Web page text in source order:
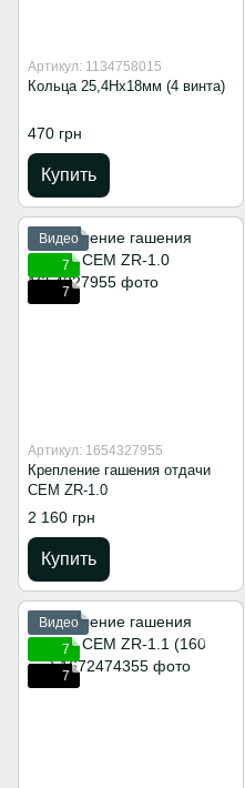
Артикул: 1134758015
Кольца 25,4Hx18мм (4 винта)
470 грн
Купить
Видео
7
7
Артикул: 1654327955
Крепление гашения отдачи
СЕМ ZR-1.0
2 160 грн
Купить
Видео
7
7